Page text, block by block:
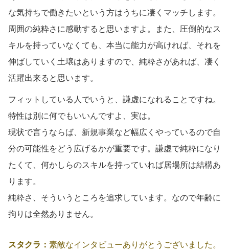
な気持ちで働きたいという方はうちに凄くマッチします。
周囲の純粋さに感動すると思いますよ。また、圧倒的なス
キルを持っていなくても、本当に能力が高ければ、それを
伸ばしていく土壌はありますので、純粋さがあれば、凄く
活躍出来ると思います。
フィットしている人でいうと、謙虚になれることですね。
特性は別に何でもいいんですよ、実は。
現状で言うならば、新規事業など幅広くやっているので自
分の可能性をどう広げるかが重要です。謙虚で純粋になり
たくて、何かしらのスキルを持っていれば居場所は結構あ
ります。
純粋さ、そういうところを追求しています。なので年齢に
拘りは全然ありません。
スタクラ： 素敵なインタビューありがとうございました。